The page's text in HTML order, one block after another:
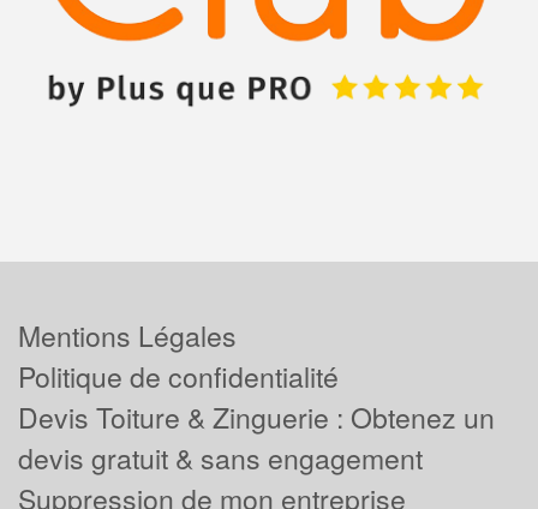
Mentions Légales
Politique de confidentialité
Devis Toiture & Zinguerie : Obtenez un
devis gratuit & sans engagement
Suppression de mon entreprise